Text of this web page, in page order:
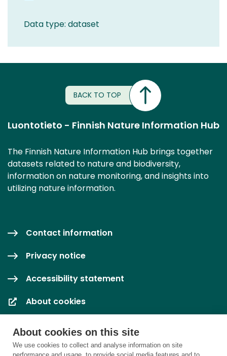
About cookies on this site
We use cookies to collect and analyse information on site
Data type: dataset
BACK TO TOP
Luontotieto - Finnish Nature Information Hub
The Finnish Nature Information Hub brings together
datasets related to nature and biodiversity,
information on nature monitoring, and insights into
utilizing nature information.
Contact information
Privacy notice
Accessibility statement
About cookies